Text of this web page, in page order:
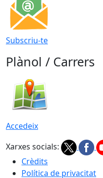
Subscriu-te
Plànol / Carrers
Accedeix
Xarxes socials:
Crèdits
Política de privacitat